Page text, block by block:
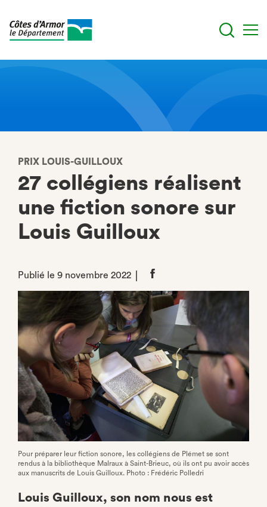
PRIX LOUIS-GUILLOUX
27 collégiens réalisent
une fiction sonore sur
Louis Guilloux
Publié le 9 novembre 2022
Partager
Facebook
Pour préparer leur fiction sonore, les collégiens de Plémet se sont
rendus à la bibliothèque Malraux à Saint-Brieuc, où ils ont pu avoir accès
aux manuscrits de Louis Guilloux. Photo : Frédéric Polledri
Louis Guilloux, son nom nous est